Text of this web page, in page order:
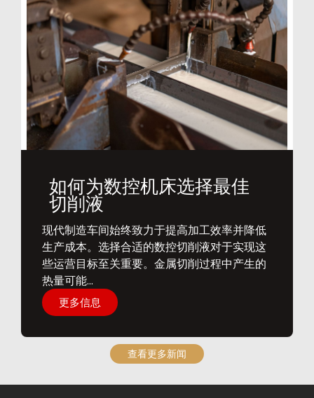
如何为数控机床选择最佳
切削液
​现代制造车间始终致力于提高加工效率并降低
生产成本。选择合适的数控切削液对于实现这
些运营目标至关重要。金属切削过程中产生的
热量可能...
更多信息
查看更多新闻